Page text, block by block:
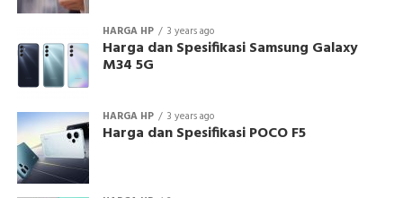
HARGA HP 3 years ago
Harga dan Spesifikasi Samsung Galaxy
M34 5G
HARGA HP 3 years ago
Harga dan Spesifikasi POCO F5